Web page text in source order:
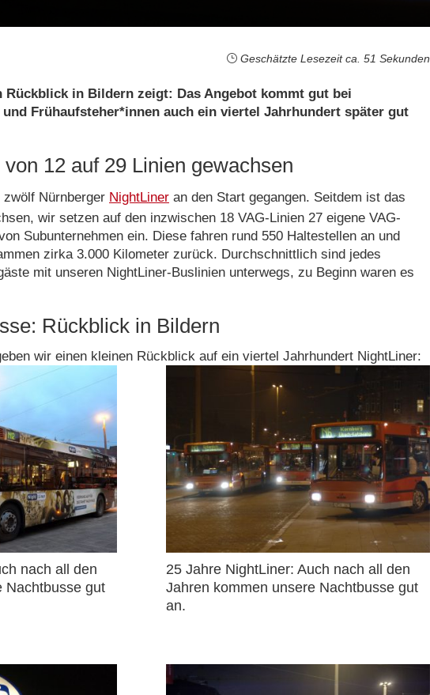
Geschätzte Lesezeit ca. 51 Sekunden
Rückblick in Bildern zeigt: Das Angebot kommt gut bei
Frühaufsteher*innen auch ein viertel Jahrhundert später gut
12 auf 29 Linien gewachsen
Nürnberger NightLiner an den Start gegangen. Seitdem ist das
wir setzen auf den inzwischen 18 VAG-Linien 27 eigene VAG-
Subunternehmen ein. Diese fahren rund 550 Haltestellen an und
zirka 3.000 Kilometer zurück. Durchschnittlich sind jedes
mit unseren NightLiner-Buslinien unterwegs, zu Beginn waren es
Rückblick in Bildern
wir einen kleinen Rückblick auf ein viertel Jahrhundert NightLiner:
nach all den
Nachtbusse gut
25 Jahre NightLiner: Auch nach all den
Jahren kommen unsere Nachtbusse gut
an.